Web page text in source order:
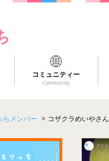
コミュニティー
Community
ちメンバー > コザクラめいやさん